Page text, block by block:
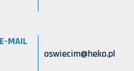
E-MAIL
oswiecim@heko.pl